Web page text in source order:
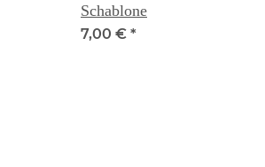
Schablone
7,00 € *